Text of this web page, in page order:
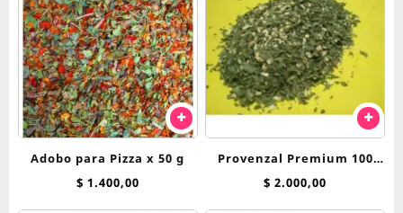
Adobo para Pizza x 50 g
$ 1.400,00
Provenzal Premium 100
grs
$ 2.000,00